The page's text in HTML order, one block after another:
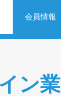
会員情報
ン業